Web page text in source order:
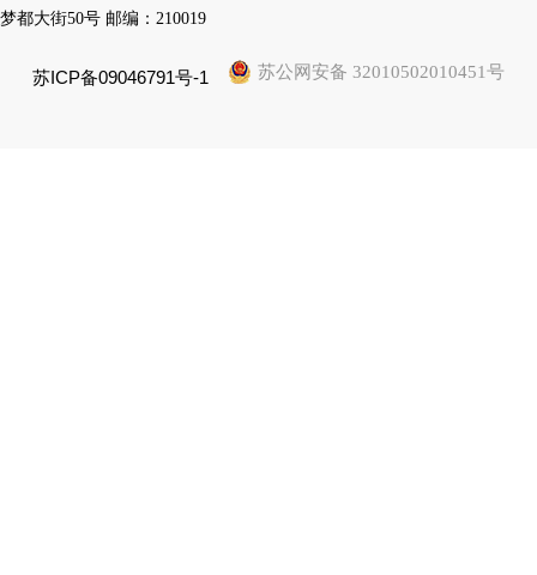
梦都大街50号 邮编：210019
苏ICP备09046791号-1 苏公网安备 32010502010451号